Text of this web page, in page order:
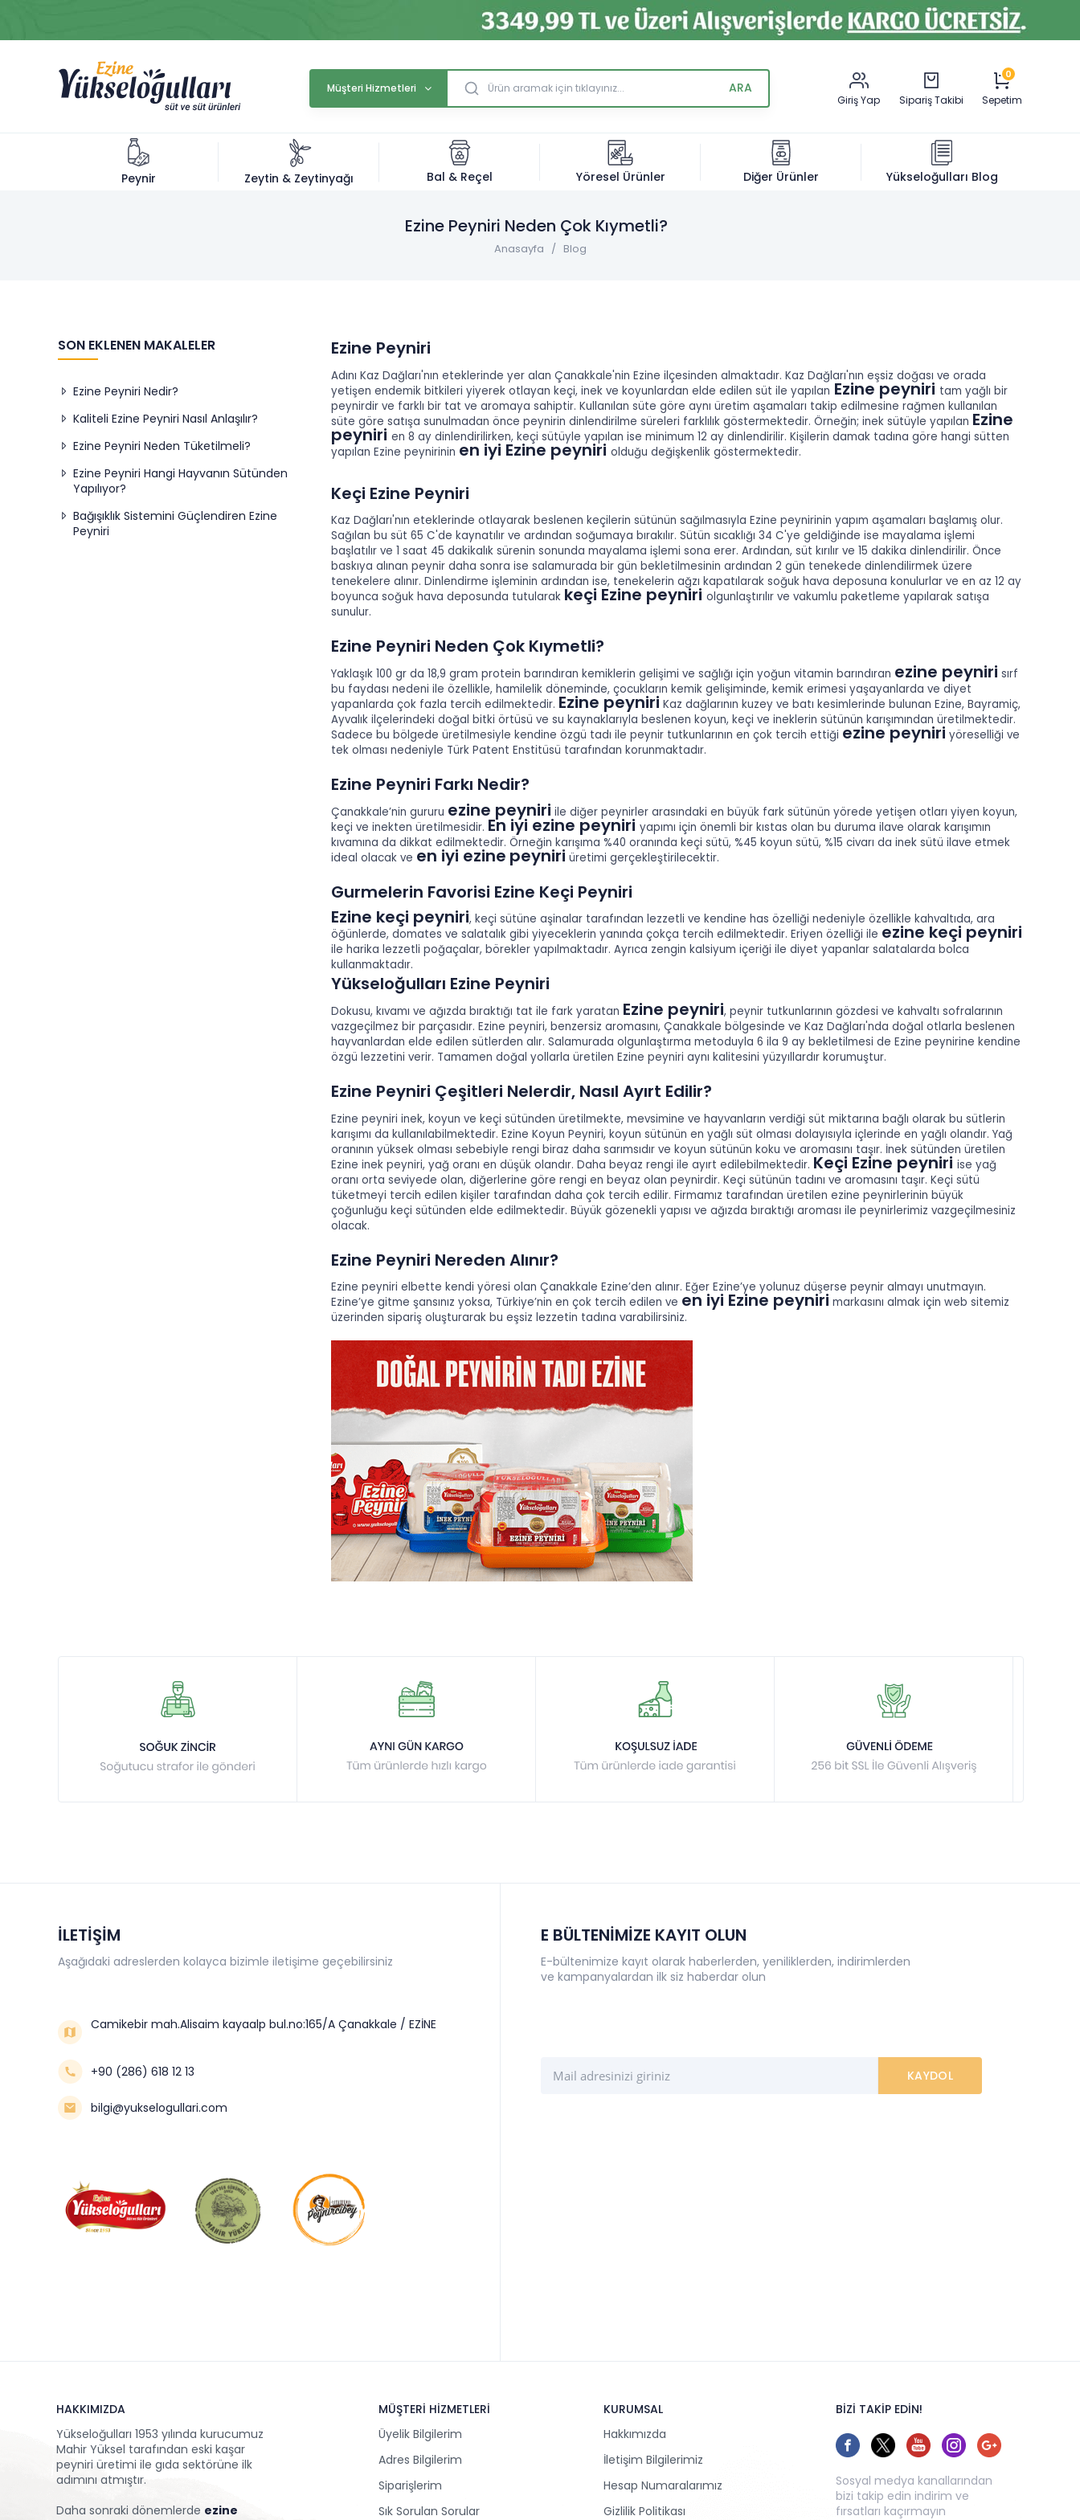
Müşteri Hizmetleri
Giriş Yap
Sipariş Takibi
0
Sepetim
Peynir Zeytin & Zeytinyağı Bal & Reçel Yöresel Ürünler Diğer Ürünler Yükseloğulları Blog
Ezine Peyniri Neden Çok Kıymetli?
Anasayfa Blog
SON EKLENEN MAKALELER
Ezine Peyniri Nedir?
Kaliteli Ezine Peyniri Nasıl Anlaşılır?
Ezine Peyniri Neden Tüketilmeli?
Ezine Peyniri Hangi Hayvanın Sütünden
Yapılıyor?
Bağışıklık Sistemini Güçlendiren Ezine
Peyniri
Ezine Peyniri
Adını Kaz Dağları'nın eteklerinde yer alan Çanakkale'nin Ezine ilçesinden almaktadır. Kaz Dağları'nın eşsiz doğası ve orada
yetişen endemik bitkileri yiyerek otlayan keçi, inek ve koyunlardan elde edilen süt ile yapılan Ezine peyniri tam yağlı bir
peynirdir ve farklı bir tat ve aromaya sahiptir. Kullanılan süte göre aynı üretim aşamaları takip edilmesine rağmen kullanılan
süte göre satışa sunulmadan önce peynirin dinlendirilme süreleri farklılık göstermektedir. Örneğin; inek sütüyle yapılan Ezine
peyniri en 8 ay dinlendirilirken, keçi sütüyle yapılan ise minimum 12 ay dinlendirilir. Kişilerin damak tadına göre hangi sütten
yapılan Ezine peynirinin en iyi Ezine peyniri olduğu değişkenlik göstermektedir.
Keçi Ezine Peyniri
Kaz Dağları'nın eteklerinde otlayarak beslenen keçilerin sütünün sağılmasıyla Ezine peynirinin yapım aşamaları başlamış olur.
Sağılan bu süt 65 C'de kaynatılır ve ardından soğumaya bırakılır. Sütün sıcaklığı 34 C'ye geldiğinde ise mayalama işlemi
başlatılır ve 1 saat 45 dakikalık sürenin sonunda mayalama işlemi sona erer. Ardından, süt kırılır ve 15 dakika dinlendirilir. Önce
baskıya alınan peynir daha sonra ise salamurada bir gün bekletilmesinin ardından 2 gün tenekede dinlendilirmek üzere
tenekelere alınır. Dinlendirme işleminin ardından ise, tenekelerin ağzı kapatılarak soğuk hava deposuna konulurlar ve en az 12 ay
boyunca soğuk hava deposunda tutularak keçi Ezine peyniri olgunlaştırılır ve vakumlu paketleme yapılarak satışa
sunulur.
Ezine Peyniri Neden Çok Kıymetli?
Yaklaşık 100 gr da 18,9 gram protein barındıran kemiklerin gelişimi ve sağlığı için yoğun vitamin barındıran ezine peyniri sırf
bu faydası nedeni ile özellikle, hamilelik döneminde, çocukların kemik gelişiminde, kemik erimesi yaşayanlarda ve diyet
yapanlarda çok fazla tercih edilmektedir. Ezine peyniri Kaz dağlarının kuzey ve batı kesimlerinde bulunan Ezine, Bayramiç,
Ayvalık ilçelerindeki doğal bitki örtüsü ve su kaynaklarıyla beslenen koyun, keçi ve ineklerin sütünün karışımından üretilmektedir.
Sadece bu bölgede üretilmesiyle kendine özgü tadı ile peynir tutkunlarının en çok tercih ettiği ezine peyniri yöreselliği ve
tek olması nedeniyle Türk Patent Enstitüsü tarafından korunmaktadır.
Ezine Peyniri Farkı Nedir?
Çanakkale’nin gururu ezine peyniri ile diğer peynirler arasındaki en büyük fark sütünün yörede yetişen otları yiyen koyun,
keçi ve inekten üretilmesidir. En iyi ezine peyniri yapımı için önemli bir kıstas olan bu duruma ilave olarak karışımın
kıvamına da dikkat edilmektedir. Örneğin karışıma %40 oranında keçi sütü, %45 koyun sütü, %15 civarı da inek sütü ilave etmek
ideal olacak ve en iyi ezine peyniri üretimi gerçekleştirilecektir.
Gurmelerin Favorisi Ezine Keçi Peyniri
Ezine keçi peyniri, keçi sütüne aşinalar tarafından lezzetli ve kendine has özelliği nedeniyle özellikle kahvaltıda, ara
öğünlerde, domates ve salatalık gibi yiyeceklerin yanında çokça tercih edilmektedir. Eriyen özelliği ile ezine keçi peyniri
ile harika lezzetli poğaçalar, börekler yapılmaktadır. Ayrıca zengin kalsiyum içeriği ile diyet yapanlar salatalarda bolca
kullanmaktadır.
Yükseloğulları Ezine Peyniri
Dokusu, kıvamı ve ağızda bıraktığı tat ile fark yaratan Ezine peyniri, peynir tutkunlarının gözdesi ve kahvaltı sofralarının
vazgeçilmez bir parçasıdır. Ezine peyniri, benzersiz aromasını, Çanakkale bölgesinde ve Kaz Dağları'nda doğal otlarla beslenen
hayvanlardan elde edilen sütlerden alır. Salamurada olgunlaştırma metoduyla 6 ila 9 ay bekletilmesi de Ezine peynirine kendine
özgü lezzetini verir. Tamamen doğal yollarla üretilen Ezine peyniri aynı kalitesini yüzyıllardır korumuştur.
Ezine Peyniri Çeşitleri Nelerdir, Nasıl Ayırt Edilir?
Ezine peyniri inek, koyun ve keçi sütünden üretilmekte, mevsimine ve hayvanların verdiği süt miktarına bağlı olarak bu sütlerin
karışımı da kullanılabilmektedir. Ezine Koyun Peyniri, koyun sütünün en yağlı süt olması dolayısıyla içlerinde en yağlı olandır. Yağ
oranının yüksek olması sebebiyle rengi biraz daha sarımsıdır ve koyun sütünün koku ve aromasını taşır. İnek sütünden üretilen
Ezine inek peyniri, yağ oranı en düşük olandır. Daha beyaz rengi ile ayırt edilebilmektedir. Keçi Ezine peyniri ise yağ
oranı orta seviyede olan, diğerlerine göre rengi en beyaz olan peynirdir. Keçi sütünün tadını ve aromasını taşır. Keçi sütü
tüketmeyi tercih edilen kişiler tarafından daha çok tercih edilir. Firmamız tarafından üretilen ezine peynirlerinin büyük
çoğunluğu keçi sütünden elde edilmektedir. Büyük gözenekli yapısı ve ağızda bıraktığı aroması ile peynirlerimiz vazgeçilmesiniz
olacak.
Ezine Peyniri Nereden Alınır?
Ezine peyniri elbette kendi yöresi olan Çanakkale Ezine’den alınır. Eğer Ezine’ye yolunuz düşerse peynir almayı unutmayın.
Ezine’ye gitme şansınız yoksa, Türkiye’nin en çok tercih edilen ve en iyi Ezine peyniri markasını almak için web sitemiz
üzerinden sipariş oluşturarak bu eşsiz lezzetin tadına varabilirsiniz.
İLETİŞİM
Aşağıdaki adreslerden kolayca bizimle iletişime geçebilirsiniz
Camikebir mah.Alisaim kayaalp bul.no:165/A Çanakkale / EZİNE
+90 (286) 618 12 13
bilgi@yukselogullari.com
E BÜLTENİMİZE KAYIT OLUN
E-bültenimize kayıt olarak haberlerden, yeniliklerden, indirimlerden
ve kampanyalardan ilk siz haberdar olun
HAKKIMIZDA
Yükseloğulları 1953 yılında kurucumuz
Mahir Yüksel tarafından eski kaşar
peyniri üretimi ile gıda sektörüne ilk
adımını atmıştır.
Daha sonraki dönemlerde ezine
MÜŞTERİ HİZMETLERİ
Üyelik Bilgilerim
Adres Bilgilerim
Siparişlerim
Sık Sorulan Sorular
KURUMSAL
Hakkımızda
İletişim Bilgilerimiz
Hesap Numaralarımız
Gizlilik Politikası
BİZİ TAKİP EDİN!
Sosyal medya kanallarından
bizi takip edin indirim ve
fırsatları kaçırmayın